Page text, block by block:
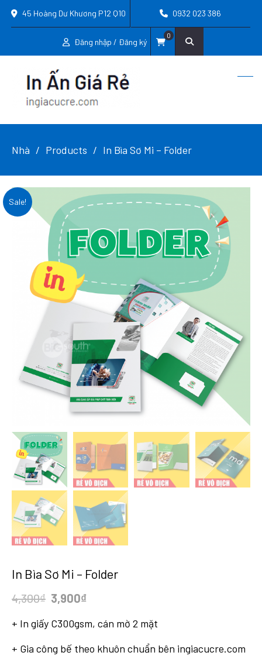
45 Hoàng Dư Khương P12 Q10 0932 023 386
Đăng nhập / Đăng ký
0
Nhà Products In Bìa Sơ Mi – Folder
Sale!
In Bìa Sơ Mi – Folder
4,300₫ Original
was:
4,300₫.
3,900₫Current
is:
3,900₫.
+ In giấy C300gsm, cán mờ 2 mặt
+ Gia công bế theo khuôn chuẩn bên ingiacucre.com